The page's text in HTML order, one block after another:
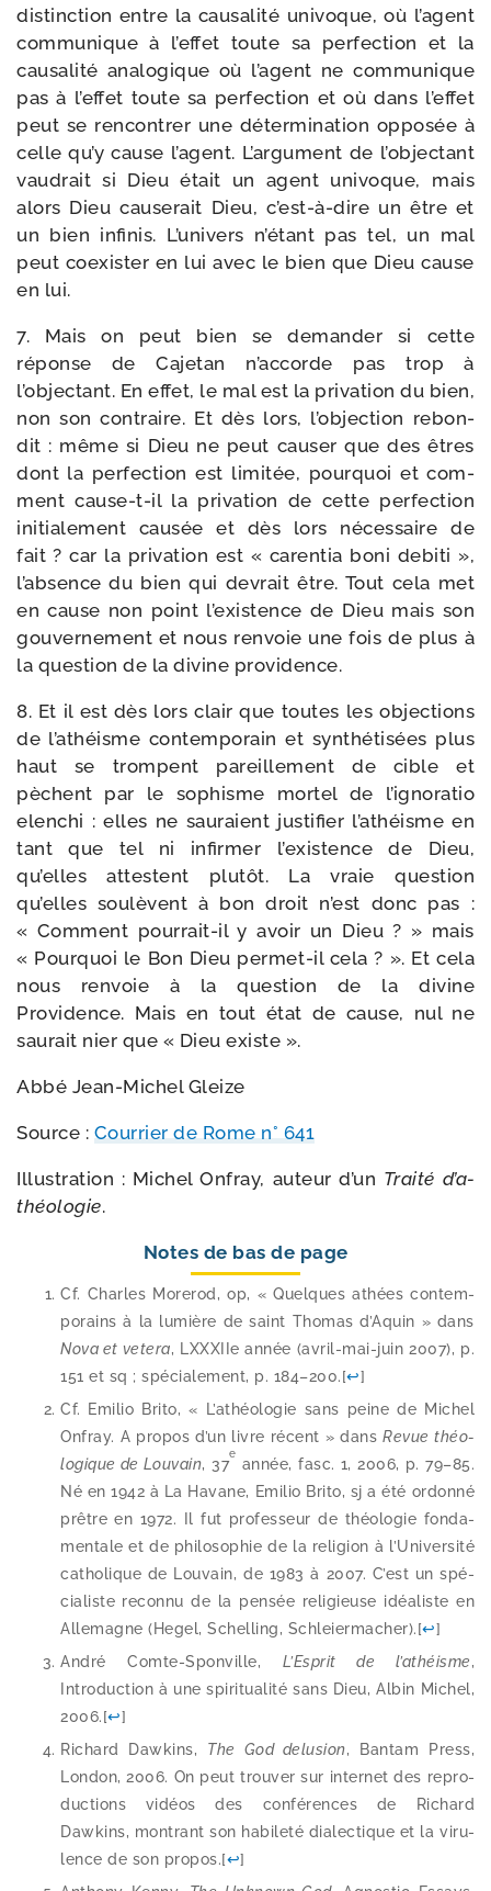
dis­tinc­tion entre la cau­sa­li­té uni­voque, où l’agent
com­mu­nique à l’effet toute sa per­fec­tion et la
cau­sa­li­té ana­lo­gique où l’agent ne com­mu­nique
pas à l’effet toute sa per­fec­tion et où dans l’effet
peut se ren­con­trer une déter­mi­na­tion oppo­sée à
celle qu’y cause l’agent. L’argument de l’objectant
vau­drait si Dieu était un agent uni­voque, mais
alors Dieu cau­se­rait Dieu, c’est-à-dire un être et
un bien infi­nis. L’univers n’étant pas tel, un mal
peut coexis­ter en lui avec le bien que Dieu cause
en lui.
7. Mais on peut bien se deman­der si cette
réponse de Cajetan n’accorde pas trop à
l’objectant. En effet, le mal est la pri­va­tion du bien,
non son contraire. Et dès lors, l’objection rebon­
dit : même si Dieu ne peut cau­ser que des êtres
dont la per­fec­tion est limi­tée, pour­quoi et com­
ment cause-​t-​il la pri­va­tion de cette per­fec­tion
ini­tia­le­ment cau­sée et dès lors néces­saire de
fait ? car la pri­va­tion est « caren­tia boni debi­ti »,
l’absence du bien qui devrait être. Tout cela met
en cause non point l’existence de Dieu mais son
gou­ver­ne­ment et nous ren­voie une fois de plus à
la ques­tion de la divine providence.
8. Et il est dès lors clair que toutes les objec­tions
de l’athéisme contem­po­rain et syn­thé­ti­sées plus
haut se trompent pareille­ment de cible et
pèchent par le sophisme mor­tel de l’ignoratio
elen­chi : elles ne sau­raient jus­ti­fier l’athéisme en
tant que tel ni infir­mer l’existence de Dieu,
qu’elles attestent plu­tôt. La vraie ques­tion
qu’elles sou­lèvent à bon droit n’est donc pas :
« Comment pourrait-​il y avoir un Dieu ? » mais
« Pourquoi le Bon Dieu permet-​il cela ? ». Et cela
nous ren­voie à la ques­tion de la divine
Providence. Mais en tout état de cause, nul ne
sau­rait nier que « Dieu existe ».
Abbé Jean-​Michel Gleize
Source : Courrier de Rome n° 641
Illustration : Michel Onfray, auteur d’un Traité d’a­
théo­lo­gie.
Notes de bas de page
Cf. Charles Morerod, op, « Quelques athées contem­
po­rains à la lumière de saint Thomas d’Aquin » dans
Nova et vete­ra, LXXXIIe année (avril-​mai-​juin 2007), p.
151 et sq ; spé­cia­le­ment, p. 184–200.[↩]
Cf. Emilio Brito, « L’athéologie sans peine de Michel
Onfray. A pro­pos d’un livre récent » dansRevue théo­
lo­gique de Louvain, 37
e
année, fasc. 1, 2006, p. 79–85.
Né en 1942 à La Havane, Emilio Brito, sj a été ordon­né
prêtre en 1972. Il fut pro­fes­seur de théo­lo­gie fon­da­
men­tale et de phi­lo­so­phie de la reli­gion à l’Université
catho­lique de Louvain, de 1983 à 2007. C’est un spé­
cia­liste recon­nu de la pen­sée reli­gieuse idéa­liste en
Allemagne (Hegel, Schelling, Schleiermacher).[↩]
André Comte-​Sponville, L’Esprit de l’athéisme,
Introduction à une spi­ri­tua­li­té sans Dieu, Albin Michel,
2006.[↩]
Richard Dawkins, The God delu­sion, Bantam Press,
London, 2006. On peut trou­ver sur inter­net des repro­
duc­tions vidéos des confé­rences de Richard
Dawkins, mon­trant son habi­le­té dia­lec­tique et la viru­
lence de son pro­pos.[↩]